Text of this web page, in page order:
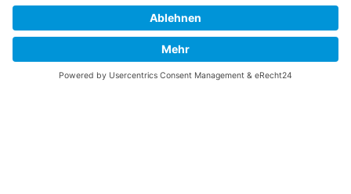
Fortress? Ich könnte Ihnen helfen, die Informationen
zu finden, die Sie suchen? Ich würde mich sehr
freuen, wenn Sie meine Arbeit jetzt mit
unterstützen!